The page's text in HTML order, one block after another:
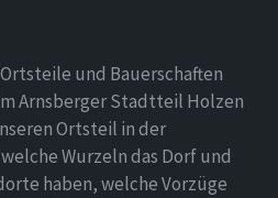
und Bauerschaften
Arnsberger Stadtteil Holzen
Ortsteil in der
Wurzeln das Dorf und
haben, welche Vorzüge